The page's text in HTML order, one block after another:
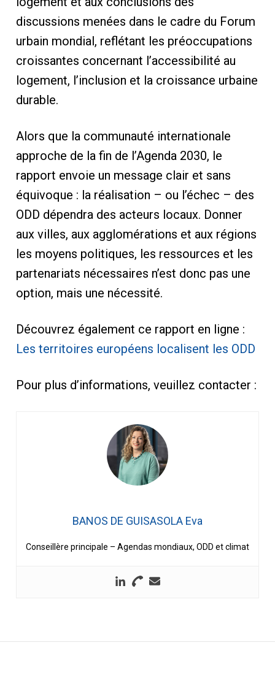
discussions menées dans le cadre du Forum
urbain mondial, reflétant les préoccupations
croissantes concernant l’accessibilité au
logement, l’inclusion et la croissance urbaine
durable.
Alors que la communauté internationale
approche de la fin de l’Agenda 2030, le
rapport envoie un message clair et sans
équivoque : la réalisation – ou l’échec – des
ODD dépendra des acteurs locaux. Donner
aux villes, aux agglomérations et aux régions
les moyens politiques, les ressources et les
partenariats nécessaires n’est donc pas une
option, mais une nécessité.
Découvrez également ce rapport en ligne :
Les territoires européens localisent les ODD
Pour plus d’informations, veuillez contacter :
BANOS DE GUISASOLA Eva
Conseillère principale – Agendas mondiaux, ODD et climat